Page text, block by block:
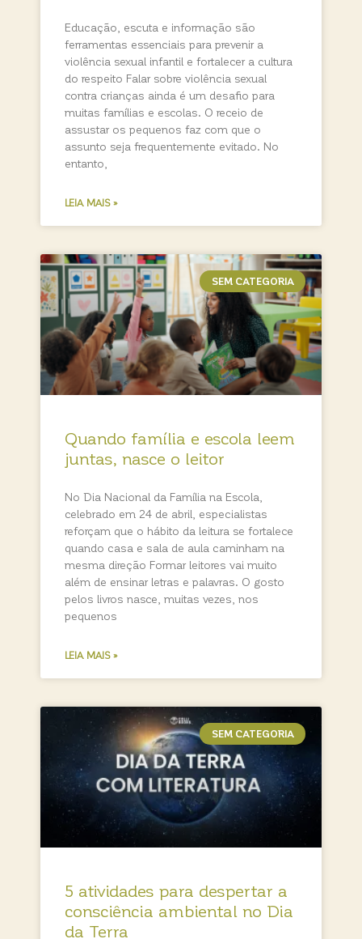
Educação, escuta e informação são
ferramentas essenciais para prevenir a
violência sexual infantil e fortalecer a cultura
do respeito Falar sobre violência sexual
contra crianças ainda é um desafio para
muitas famílias e escolas. O receio de
assustar os pequenos faz com que o
assunto seja frequentemente evitado. No
entanto,
LEIA MAIS »
SEM CATEGORIA
Quando família e escola leem
juntas, nasce o leitor
No Dia Nacional da Família na Escola,
celebrado em 24 de abril, especialistas
reforçam que o hábito da leitura se fortalece
quando casa e sala de aula caminham na
mesma direção Formar leitores vai muito
além de ensinar letras e palavras. O gosto
pelos livros nasce, muitas vezes, nos
pequenos
LEIA MAIS »
SEM CATEGORIA
5 atividades para despertar a
consciência ambiental no Dia
da Terra